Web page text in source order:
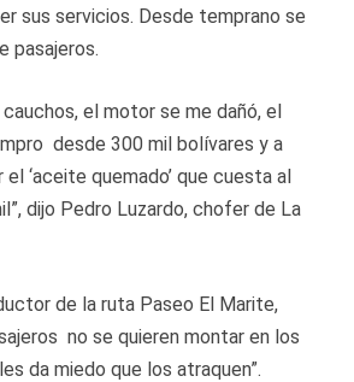
sus servicios. Desde temprano se
pasajeros.
cauchos, el motor se me dañó, el
desde 300 mil bolívares y a
‘aceite quemado’ que cuesta al
dijo Pedro Luzardo, chofer de La
de la ruta Paseo El Marite,
no se quieren montar en los
da miedo que los atraquen”.